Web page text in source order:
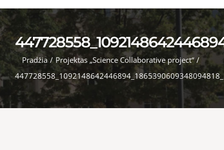
Pradžia / Projektas „Science Collaborative project“ /